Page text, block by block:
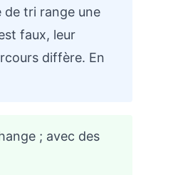
de tri range une
faux, leur
diffère. En
; avec des